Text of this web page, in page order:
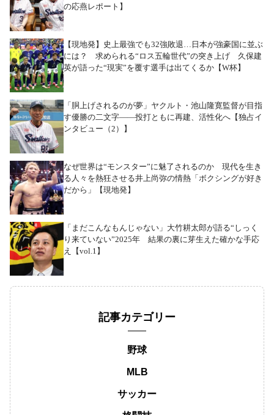
の応燕レポート】
【現地発】史上最強でも32強敗退…日本が強豪国に並ぶ
には？ 求められる“ロス五輪世代”の突き上げ 久保建
英が語った“現実”を覆す選手は出てくるか【W杯】
「胴上げされるのが夢」ヤクルト・池山隆寛監督が目指
す優勝の二文字――投打ともに再建、活性化へ【独占イ
ンタビュー（2）】
なぜ世界は“モンスター”に魅了されるのか 現代を生き
る人々を熱狂させる井上尚弥の情熱「ボクシングが好き
だから」【現地発】
「まだこんなもんじゃない」大竹耕太郎が語る“しっく
り来ていない”2025年 結果の裏に芽生えた確かな手応
え【vol.1】
記事カテゴリー
野球
MLB
サッカー